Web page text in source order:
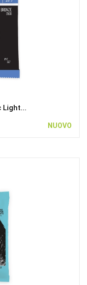
Light...
NUOVO